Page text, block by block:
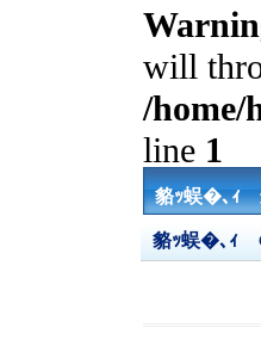
will
/home/
line 1
貉ｯ蜈�､ｨ
貉ｯ蜈�､ｨ